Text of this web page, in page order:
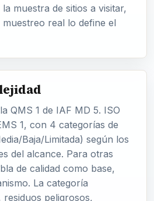
muestra de sitios a visitar,
real lo define el
QMS 1 de IAF MD 5. ISO
1, con 4 categorías de
Baja/Limitada) según los
del alcance. Para otras
de calidad como base,
La categoría
peligrosos,